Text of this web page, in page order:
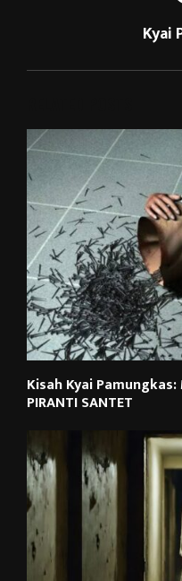
Kyai
Kisah Kyai Pamungkas:
PIRANTI SANTET